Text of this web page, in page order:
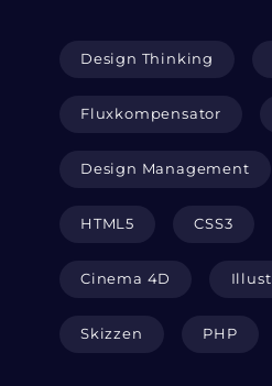
Design Thinking
Fluxkompensator
Design Management
HTML5 CSS3
Cinema 4D
Skizzen PHP